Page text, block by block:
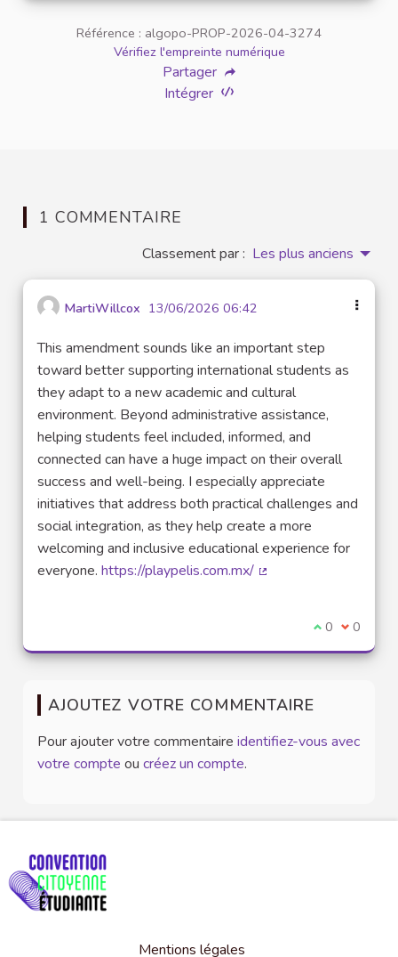
Référence : algopo-PROP-2026-04-3274
Vérifiez l'empreinte numérique
Partager
Intégrer
1 COMMENTAIRE
Classement par : Les plus anciens
MartiWillcox 13/06/2026 06:42
This amendment sounds like an important step
toward better supporting international students as
they adapt to a new academic and cultural
environment. Beyond administrative assistance,
helping students feel included, informed, and
connected can have a huge impact on their overall
success and well-being. I especially appreciate
initiatives that address both practical challenges and
social integration, as they help create a more
welcoming and inclusive educational experience for
everyone. https://playpelis.com.mx/
Je suis
0 Je ne
0
AJOUTEZ VOTRE COMMENTAIRE
Pour ajouter votre commentaire identifiez-vous avec
votre compte ou créez un compte.
Mentions légales